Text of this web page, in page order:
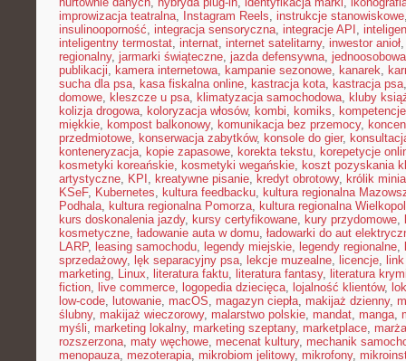
improwizacja teatralna, Instagram Reels, instrukcje stanowiskowe
insulinooporność, integracja sensoryczna, integracje API ,
inteligentny termostat, internat, internet satelitarny, inwestor anioł
regionalny, jarmarki świąteczne, jazda defensywna,
publikacji, kamera internetowa, kampanie sezonowe, kanarek,
sucha dla psa, kasa fiskalna online, kastracja kota, kastracja psa
domowe, kleszcze u psa, klimatyzacja samochodowa, kluby
kolizja drogowa, koloryzacja włosów, kombi, komiks,
miękkie, kompost balkonowy, komunikacja bez przemocy,
przedmiotowe, konserwacja zabytków, konsole do gier,
konteneryzacja, kopie zapasowe, korekta tekstu, korepetycje
kosmetyki koreańskie, kosmetyki wegańskie, koszt pozyskania
artystyczne, KPI , kreatywne pisanie, kredyt obrotowy, królik
KSeF, Kubernetes, kultura feedbacku, kultura regionalna
Podhala, kultura regionalna Pomorza, kultura regionalna
kurs doskonalenia jazdy, kursy certyfikowane, kury przydomowe,
kosmetyczne, ładowanie auta w domu, ładowarki do aut
LARP, leasing samochodu, legendy miejskie, legendy regionalne,
sprzedażowy, lęk separacyjny psa, lekcje muzealne, licencje,
marketing, Linux, literatura faktu, literatura fantasy, literatura
fiction, live commerce, logopedia dziecięca, lojalność klientów,
low-code, lutowanie, macOS, magazyn ciepła, makijaż dzienny,
ślubny, makijaż wieczorowy, malarstwo polskie, mandat, manga,
myśli, marketing lokalny, marketing szeptany, marketplace, marża
rozszerzona, maty węchowe, mecenat kultury, mechanik
menopauza, mezoterapia, mikrobiom jelitowy, mikrofony,